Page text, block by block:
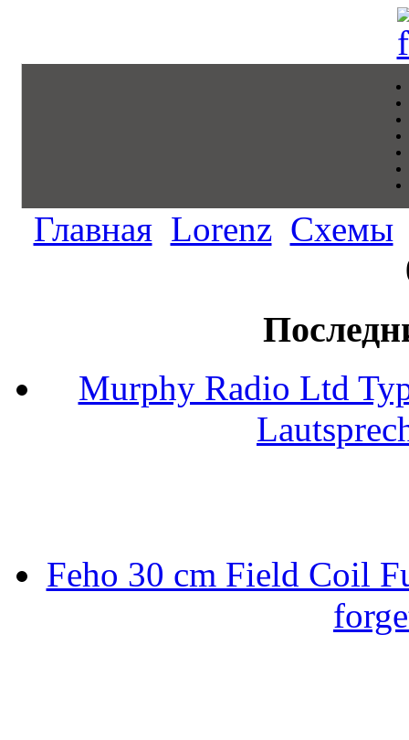
Главная Lorenz Схемы
Murphy Radio Ltd
Feho 30 cm Field Coil